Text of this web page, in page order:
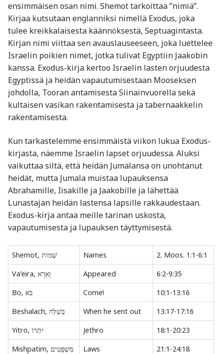
ensimmäisen osan nimi. Shemot tarkoittaa ”nimiä”.
Kirjaa kutsutaan englanniksi nimellä Exodus, joka
tulee kreikkalaisesta käännöksestä, Septuagintasta.
Kirjan nimi viittaa sen avauslauseeseen, joka luettelee
Israelin poikien nimet, jotka tulivat Egyptiin Jaakobin
kanssa. Exodus-kirja kertoo Israelin lasten orjuudesta
Egyptissä ja heidän vapautumisestaan Mooseksen
johdolla, Tooran antamisesta Siinainvuorella sekä
kultaisen vasikan rakentamisesta ja tabernaakkelin
rakentamisesta.
Kun tarkastelemme ensimmäistä viikon lukua Exodus-
kirjasta, näemme Israelin lapset orjuudessa. Aluksi
vaikuttaa siltä, että heidän Jumalansa on unohtanut
heidät, mutta Jumala muistaa lupauksensa
Abrahamille, Iisakille ja Jaakobille ja lähettää
Lunastajan heidän lastensa lapsille rakkaudestaan.
Exodus-kirja antaa meille tarinan uskosta,
vapautumisesta ja lupauksen täyttymisestä.
Shemot, שְׁמוֹת Names
2. Moos. 1:1-6:1
Va’eira, וָאֵרָא
Appeared
6:2-9:35
Bo, בֹּא
Come!
10:1-13:16
Beshalach, בְּשַׁלַּח
When he sent out
13:17-17:16
Yitro, יִתְרוֹ
Jethro
18:1-20:23
Mishpatim, מִּשְׁפָּטִים
Laws
21:1-24:18